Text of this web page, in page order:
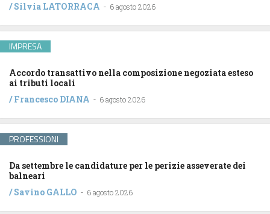
/Silvia LATORRACA - 6 agosto 2026
IMPRESA
Accordo transattivo nella composizione negoziata esteso
ai tributi locali
/Francesco DIANA - 6 agosto 2026
PROFESSIONI
Da settembre le candidature per le perizie asseverate dei
balneari
/Savino GALLO - 6 agosto 2026